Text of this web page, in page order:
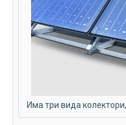
Има три вида